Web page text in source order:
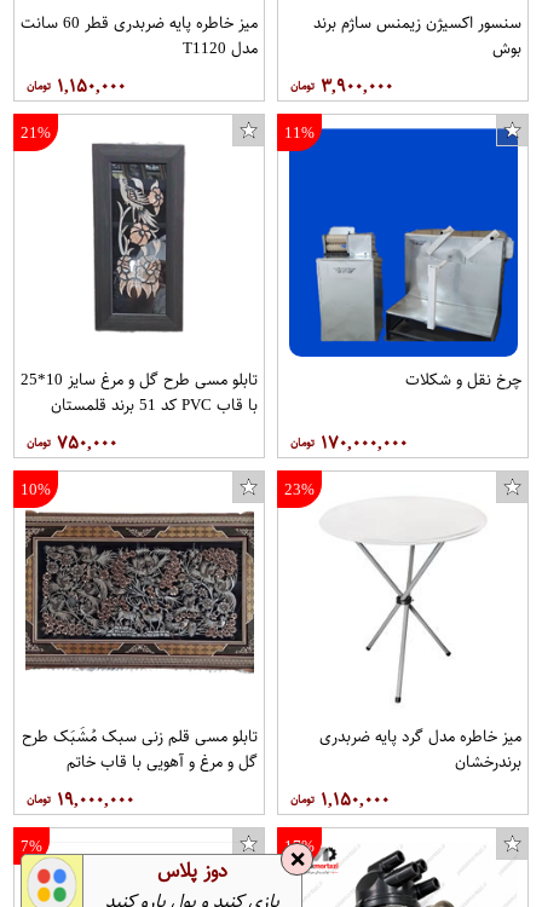
سنسور اکسیژن زیمنس ساژم برند
بوش
۳,۹۰۰,۰۰۰
میز خاطره پایه ضربدری قطر 60 سانت
مدل T1120
۱,۱۵۰,۰۰۰
11%
چرخ نقل و شکلات
۱۷۰,۰۰۰,۰۰۰
21%
تابلو مسی طرح گل و مرغ سایز 10*25
با قاب PVC کد 51 برند قلمستان
۷۵۰,۰۰۰
23%
میز خاطره مدل گرد پایه ضربدری
برندرخشان
۱,۱۵۰,۰۰۰
10%
تابلو مسی قلم زنی سبک مُشَبَک طرح
گل و مرغ و آهویی با قاب خاتم
صلیبی مخصوص موزه و دکوراسیون در
ابعاد 40*80 کد 9 برند قلمستان
فروشگاه قلمستان
۱۹,۰۰۰,۰۰۰
17%
7% ❌ دوز پلاس
بازی کنید و پول پارو کنید